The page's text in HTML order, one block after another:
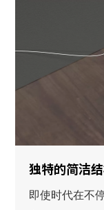
独特的简洁
即使时代在不